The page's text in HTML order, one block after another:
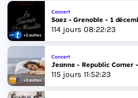
+2 autres
Concert
Saez - Grenoble - 1
114jours 08:22:22
+2 autres
Concert
Jeanne - Republic Corner
115 jours 11:52:22